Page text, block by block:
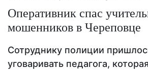
Оперативник спас
мошенников в Череповце
Сотруднику полиции
уговаривать педагога,